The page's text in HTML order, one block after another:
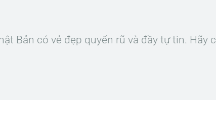
Bản có vẻ đẹp quyến rũ và đầy tự tin.